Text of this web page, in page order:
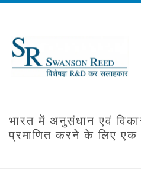
भारत में अनुसंधान एवं
प्रमाणित करने के लिए एक